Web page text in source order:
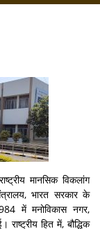
मानसिक विकलांग
भारत सरकार के
में मनोविकास नगर,
हित में, बौद्धिक